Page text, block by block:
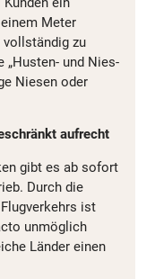
Meter
vollständig zu
„Husten- und Nies-
Niesen oder
aufrecht
gibt es ab sofort
Durch die
ist
unmöglich
Länder einen